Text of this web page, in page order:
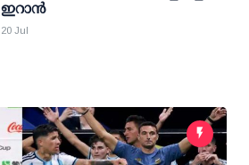
ഇറാന്‍
20 Jul